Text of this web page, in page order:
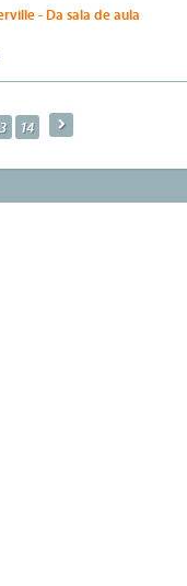
- Da sala de aula
14 a